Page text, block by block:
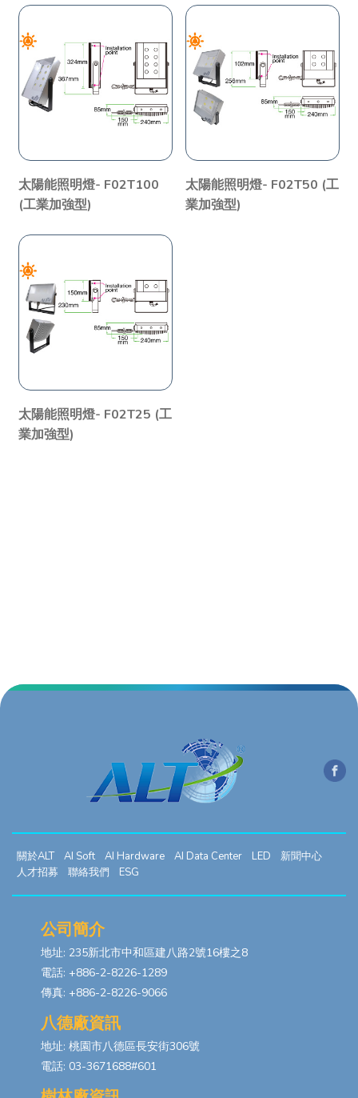
太陽能照明燈- F02T100
(工業加強型)
太陽能照明燈- F02T50 (工
業加強型)
太陽能照明燈- F02T25 (工
業加強型)
關於ALT AI Soft AI Hardware AI Data Center LED
新聞中心
人才招募
聯絡我們 ESG
公司簡介
地址: 235新北市中和區建八路2號16樓之8
電話: +886-2-8226-1289
傳真: +886-2-8226-9066
八德廠資訊
地址: 桃園市八德區長安街306號
電話: 03-3671688#601